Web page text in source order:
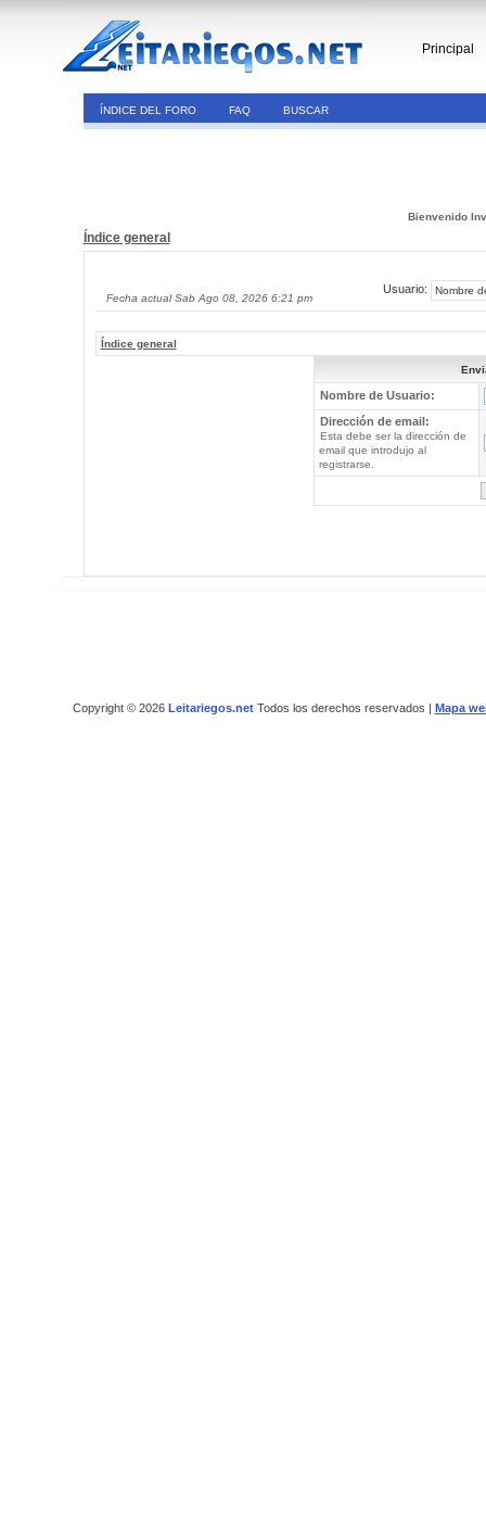
Principal
ÍNDICE DEL FORO FAQ BUSCAR
Bienvenido
Índice general
Fecha actual Sab Ago 08, 2026 6:21 pm
Usuario:
Índice general
Nombre de Usuario:
Dirección de email:
Esta debe ser la dirección de
email que introdujo al
registrarse.
Copyright © 2026 Leitariegos.netTodos los derechos reservados | Mapa